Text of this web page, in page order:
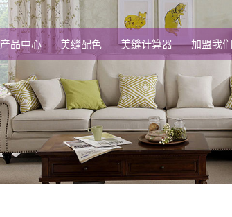
产品中心 美缝配色 美缝计算器 加盟我们